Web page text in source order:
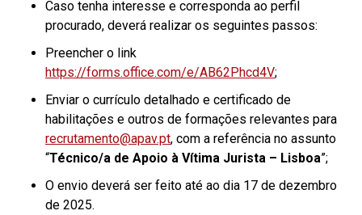
Caso tenha interesse e corresponda ao perfil
procurado, deverá realizar os seguintes passos:
Preencher o link
https://forms.office.com/e/AB62Phcd4V;
Enviar o currículo detalhado e certificado de
habilitações e outros de formações relevantes para
recrutamento@apav.pt, com a referência no assunto
“Técnico/a de Apoio à Vítima Jurista – Lisboa”;
O envio deverá ser feito até ao dia 17 de dezembro
de 2025.